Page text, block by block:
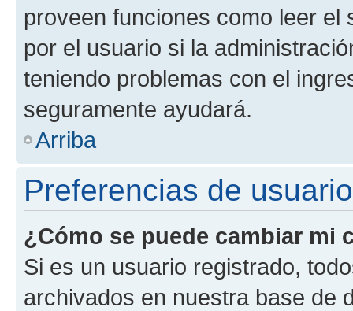
proveen funciones como leer el
por el usuario si la
teniendo problemas con el
seguramente ayudará.
Arriba
Preferencias de
¿Cómo se puede cambiar mi
Si es un usuario registrado,
archivados en nuestra base de